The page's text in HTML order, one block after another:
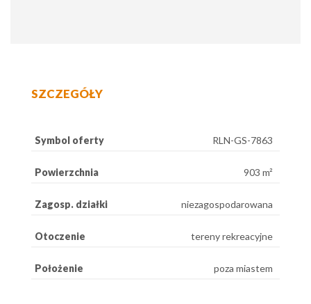
SZCZEGÓŁY
Symbol oferty RLN-GS-7863
Powierzchnia 903 m²
Zagosp. działki niezagospodarowana
Otoczenie tereny rekreacyjne
Położenie poza miastem